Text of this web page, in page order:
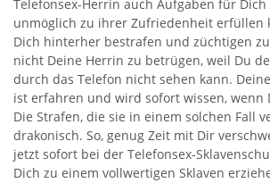
Telefonsex-Herrin auch Aufgaben für Dich
unmöglich zu ihrer Zufriedenheit erfüllen
Dich hinterher bestrafen und züchtigen
nicht Deine Herrin zu betrügen, weil Du
durch das Telefon nicht sehen kann.
ist erfahren und wird sofort wissen, wenn
Die Strafen, die sie in einem solchen Fall
drakonisch. So, genug Zeit mit Dir
jetzt sofort bei der Telefonsex-
Dich zu einem vollwertigen Sklaven